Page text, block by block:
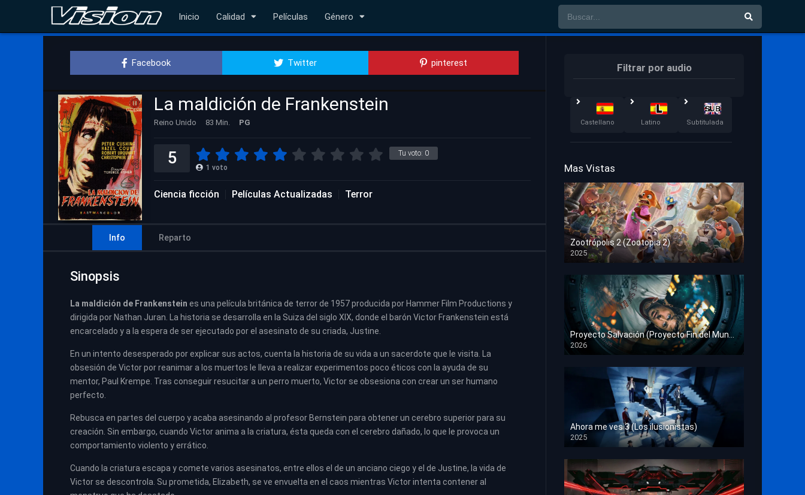
Inicio Calidad Películas Género
Facebook Twitter pinterest
La maldición de Frankenstein
Reino Unido 83 Min. PG
Tu voto: 0
5 1 voto
Ciencia ficción Películas Actualizadas Terror
Info Reparto
Sinopsis
La maldición de Frankenstein es una película británica de terror de 1957 producida por Hammer Film Productions y
dirigida por Nathan Juran. La historia se desarrolla en la Suiza del siglo XIX, donde el barón Victor Frankenstein está
encarcelado y a la espera de ser ejecutado por el asesinato de su criada, Justine.
En un intento desesperado por explicar sus actos, cuenta la historia de su vida a un sacerdote que le visita. La
obsesión de Victor por reanimar a los muertos le lleva a realizar experimentos poco éticos con la ayuda de su
mentor, Paul Krempe. Tras conseguir resucitar a un perro muerto, Victor se obsesiona con crear un ser humano
perfecto.
Rebusca en partes del cuerpo y acaba asesinando al profesor Bernstein para obtener un cerebro superior para su
creación. Sin embargo, cuando Victor anima a la criatura, ésta queda con el cerebro dañado, lo que le provoca un
comportamiento violento y errático.
Cuando la criatura escapa y comete varios asesinatos, entre ellos el de un anciano ciego y el de Justine, la vida de
Victor se descontrola. Su prometida, Elizabeth, se ve envuelta en el caos mientras Victor intenta contener al
Filtrar por audio
Castellano Latino Subtitulada
Mas Vistas
Zootrópolis 2 (Zootopia 2)
2025
HD 1080p
Proyecto Salvación (Proyecto Fin del Mundo)
2026
HD 1080p
Ahora me ves 3 (Los ilusionistas)
2025
HD 1080p